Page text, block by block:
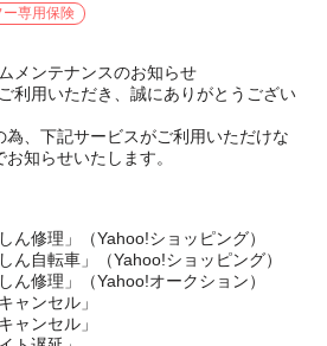
ー専用保険
メンテナンスのお知らせ
利用いただき、誠にありがとうござい
為、下記サービスがご利用いただけな
知らせいたします。
ん修理」（Yahoo!ショッピング）
ん自転車」（Yahoo!ショッピング）
ん修理」（Yahoo!オークション）
ャンセル」
ャンセル」